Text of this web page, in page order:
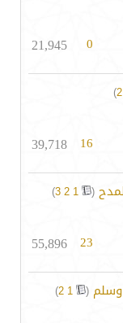
0
21,945
2
)
16
39,718
(
1
2
3
)
23
55,896
(
1
2
)